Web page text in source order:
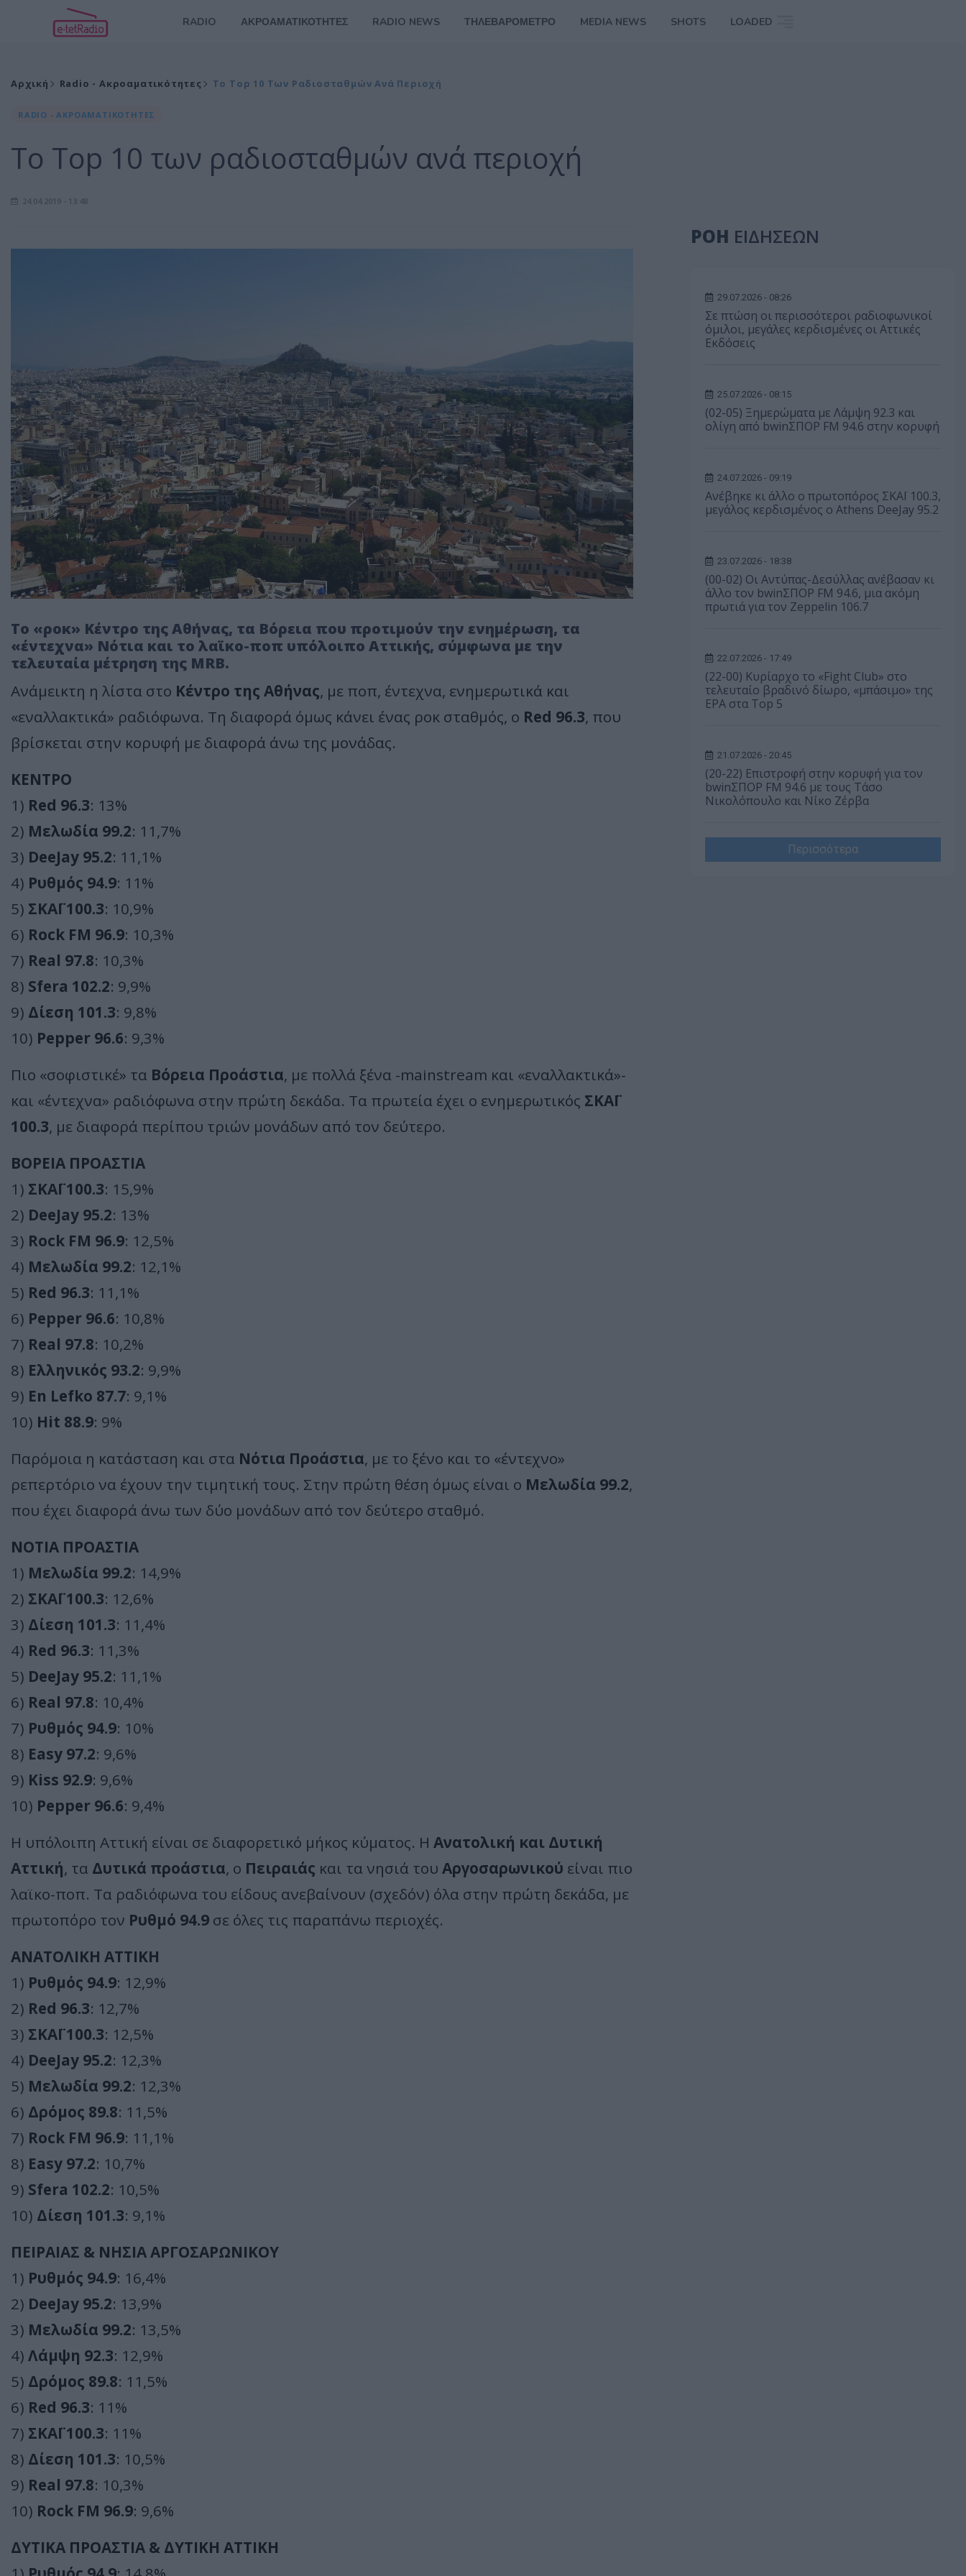
RADIO ΑΚΡΟΑΜΑΤΙΚΟΤΗΤΕΣ RADIO NEWS ΤΗΛΕΒΑΡΟΜΕΤΡΟ MEDIA NEWS SHOTS LOADED
Αρχική Radio - Ακροαματικότητες Το Top 10 Των Ραδιοσταθμών Ανά Περιοχή
RADIO - ΑΚΡΟΑΜΑΤΙΚΟΤΗΤΕΣ
Το Top 10 των ραδιοσταθμών ανά περιοχή
24.04.2019 - 13:48
Το «ροκ» Κέντρο της Αθήνας, τα Βόρεια που προτιμούν την ενημέρωση, τα
«έντεχνα» Νότια και το λαϊκο-ποπ υπόλοιπο Αττικής, σύμφωνα με την
τελευταία μέτρηση της MRB.
Ανάμεικτη η λίστα στο Κέντρο της Αθήνας, με ποπ, έντεχνα, ενημερωτικά και
«εναλλακτικά» ραδιόφωνα. Τη διαφορά όμως κάνει ένας ροκ σταθμός, ο Red 96.3, που
βρίσκεται στην κορυφή με διαφορά άνω της μονάδας.
ΚΕΝΤΡΟ
1) Red 96.3: 13%
2) Μελωδία 99.2: 11,7%
3) DeeJay 95.2: 11,1%
4) Ρυθμός 94.9: 11%
5) ΣΚΑΪ 100.3: 10,9%
6) Rock FM 96.9: 10,3%
7) Real 97.8: 10,3%
8) Sfera 102.2: 9,9%
9) Δίεση 101.3: 9,8%
10) Pepper 96.6: 9,3%
Πιο «σοφιστικέ» τα Βόρεια Προάστια, με πολλά ξένα -mainstream και «εναλλακτικά»-
και «έντεχνα» ραδιόφωνα στην πρώτη δεκάδα. Τα πρωτεία έχει ο ενημερωτικός ΣΚΑΪ
100.3, με διαφορά περίπου τριών μονάδων από τον δεύτερο.
ΒΟΡΕΙΑ ΠΡΟΑΣΤΙΑ
1) ΣΚΑΪ 100.3: 15,9%
2) DeeJay 95.2: 13%
3) Rock FM 96.9: 12,5%
4) Μελωδία 99.2: 12,1%
5) Red 96.3: 11,1%
6) Pepper 96.6: 10,8%
7) Real 97.8: 10,2%
8) Ελληνικός 93.2: 9,9%
9) En Lefko 87.7: 9,1%
10) Hit 88.9: 9%
Παρόμοια η κατάσταση και στα Νότια Προάστια, με το ξένο και το «έντεχνο»
ρεπερτόριο να έχουν την τιμητική τους. Στην πρώτη θέση όμως είναι ο Μελωδία 99.2,
που έχει διαφορά άνω των δύο μονάδων από τον δεύτερο σταθμό.
ΝΟΤΙΑ ΠΡΟΑΣΤΙΑ
1) Μελωδία 99.2: 14,9%
2) ΣΚΑΪ 100.3: 12,6%
3) Δίεση 101.3: 11,4%
4) Red 96.3: 11,3%
5) DeeJay 95.2: 11,1%
6) Real 97.8: 10,4%
7) Ρυθμός 94.9: 10%
8) Easy 97.2: 9,6%
9) Kiss 92.9: 9,6%
10) Pepper 96.6: 9,4%
Η υπόλοιπη Αττική είναι σε διαφορετικό μήκος κύματος. Η Ανατολική και Δυτική
Αττική, τα Δυτικά προάστια, ο Πειραιάς και τα νησιά του Αργοσαρωνικού είναι πιο
λαϊκο-ποπ. Τα ραδιόφωνα του είδους ανεβαίνουν (σχεδόν) όλα στην πρώτη δεκάδα, με
πρωτοπόρο τον Ρυθμό 94.9 σε όλες τις παραπάνω περιοχές.
ΑΝΑΤΟΛΙΚΗ ΑΤΤΙΚΗ
1) Ρυθμός 94.9: 12,9%
2) Red 96.3: 12,7%
3) ΣΚΑΪ 100.3: 12,5%
4) DeeJay 95.2: 12,3%
5) Μελωδία 99.2: 12,3%
6) Δρόμος 89.8: 11,5%
7) Rock FM 96.9: 11,1%
8) Easy 97.2: 10,7%
9) Sfera 102.2: 10,5%
10) Δίεση 101.3: 9,1%
ΠΕΙΡΑΙΑΣ & ΝΗΣΙΑ ΑΡΓΟΣΑΡΩΝΙΚΟΥ
1) Ρυθμός 94.9: 16,4%
2) DeeJay 95.2: 13,9%
3) Μελωδία 99.2: 13,5%
4) Λάμψη 92.3: 12,9%
5) Δρόμος 89.8: 11,5%
6) Red 96.3: 11%
7) ΣΚΑΪ 100.3: 11%
8) Δίεση 101.3: 10,5%
9) Real 97.8: 10,3%
10) Rock FM 96.9: 9,6%
ΔΥΤΙΚΑ ΠΡΟΑΣΤΙΑ & ΔΥΤΙΚΗ ΑΤΤΙΚΗ
ΡΟΗ ΕΙΔΗΣΕΩΝ
29.07.2026 - 08:26
Σε πτώση οι περισσότεροι ραδιοφωνικοί
όμιλοι, μεγάλες κερδισμένες οι Αττικές
Εκδόσεις
25.07.2026 - 08:15
(02-05) Ξημερώματα με Λάμψη 92.3 και
ολίγη από bwinΣΠΟΡ FM 94.6 στην κορυφή
24.07.2026 - 09:19
Ανέβηκε κι άλλο ο πρωτοπόρος ΣΚΑΪ 100.3,
μεγάλος κερδισμένος ο Athens DeeJay 95.2
23.07.2026 - 18:38
(00-02) Οι Αντύπας-Δεσύλλας ανέβασαν κι
άλλο τον bwinΣΠΟΡ FM 94.6, μια ακόμη
πρωτιά για τον Zeppelin 106.7
22.07.2026 - 17:49
(22-00) Κυρίαρχο το «Fight Club» στο
τελευταίο βραδινό δίωρο, «μπάσιμο» της
ΕΡΑ στα Top 5
21.07.2026 - 20:45
(20-22) Επιστροφή στην κορυφή για τον
bwinΣΠΟΡ FM 94.6 με τους Τάσο
Νικολόπουλο και Νίκο Ζέρβα
Περισσότερα